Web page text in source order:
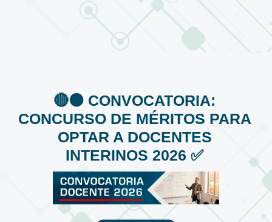
🔴⚫️ CONVOCATORIA:
CONCURSO DE MÉRITOS PARA
OPTAR A DOCENTES
INTERINOS 2026 ✅